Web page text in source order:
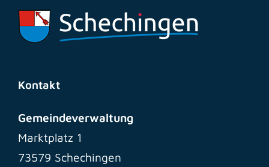
Kontakt
Gemeindeverwaltung
Marktplatz 1
73579 Schechingen